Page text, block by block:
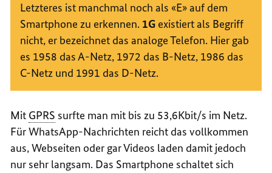
Letzteres ist manchmal noch als «E» auf dem
Smartphone zu erkennen. 1G existiert als Begriff
nicht, er bezeichnet das analoge Telefon. Hier gab
es 1958 das A-Netz, 1972 das B-Netz, 1986 das
C-Netz und 1991 das D-Netz.
Mit GPRS surfte man mit bis zu 53,6Kbit/s im Netz.
FürWhatsApp-Nachrichten reicht das vollkommen
aus,Webseiten oder gar Videos laden damit jedoch
nur sehr langsam. Das Smartphone schaltet sich